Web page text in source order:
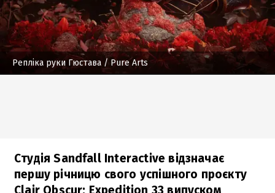
Репліка руки Гюстава / Pure Arts
Студія Sandfall Interactive відзначає
першу річницю свого успішного проєкту
Clair Obscur: Expedition 33 випуском